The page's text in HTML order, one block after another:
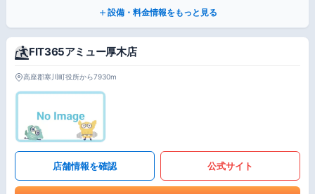
設備・料金情報をもっと見る
FIT365アミュー厚木店
高座郡寒川町役所から7930m
店舗情報を確認 公式サイト